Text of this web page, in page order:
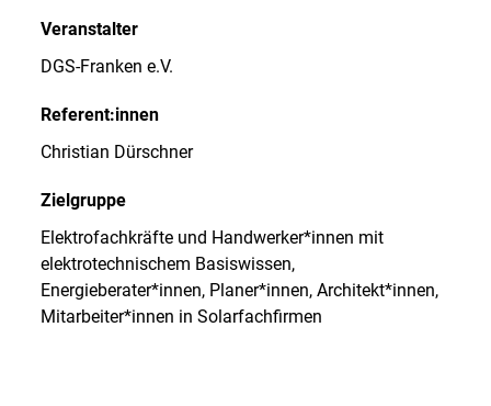
Veranstalter
DGS-Franken e.V.
Referent:innen
Christian Dürschner
Zielgruppe
Elektrofachkräfte und Handwerker*innen mit
elektrotechnischem Basiswissen,
Energieberater*innen, Planer*innen, Architekt*innen,
Mitarbeiter*innen in Solarfachfirmen